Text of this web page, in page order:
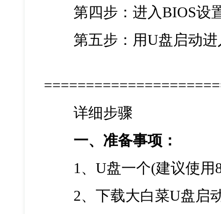
第四步：进入BIOS设
第五步：用U盘启动进
详细步骤
一、准备事项：
1、U盘一个(建议使用
2、下载大白菜U盘启